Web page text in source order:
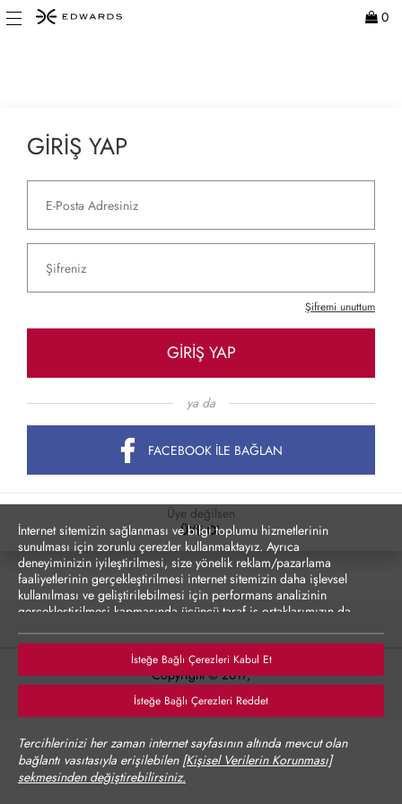
İnternet sitemizin sağlanması ve bilgi toplumu hizmetlerinin
sunulması için zorunlu çerezler kullanmaktayız. Ayrıca
deneyiminizin iyileştirilmesi, size yönelik reklam/pazarlama
faaliyetlerinin gerçekleştirilmesi internet sitemizin daha işlevsel
kullanılması ve geliştirilebilmesi için performans analizinin
gerçekleştirilmesi kapmasında üçüncü taraf iş ortaklarımızın da
çerezler onay vermediğiniz durumlarda kullanılmayacaktır.
Çerezler vasıtasıyla kişisel verilerinizin yurt dışına aktarımına
yönelik bilgiler Çerez Detayları altında sunulmakta olup,
tercihlerinize göre kişisel verileriniz yurt dışına aktarılabilecektir.
incelemenizi rica ederiz.
Verilerinizin size yönelik reklam/pazarlama faaliyetlerinin
gerçekleştirilmesi, internet sitesinin daha işlevsel kılınması ve
kişiselleştirme (gizlilik tercihiniz ayrı olmak üzere diğer
tercihlerinizin siteye tekrar girdiğinizde hatırlanmasını sağlamak)
İsteğe Bağlı Çerezleri Kabul Et
İsteğe Bağlı Çerezleri Reddet
Tercihlerinizi her zaman internet sayfasının altında mevcut olan
bağlantı vasıtasıyla erişilebilen [Kişisel Verilerin Korunması]
sekmesinden değiştirebilirsiniz.
0
GİRİŞ YAP
Şifremi unuttum
GİRİŞ YAP
ya da
FACEBOOK İLE BAĞLAN
Üye değilsen
ÜYE OL
Copyright © 2017,
Tüm hakları saklıdır.